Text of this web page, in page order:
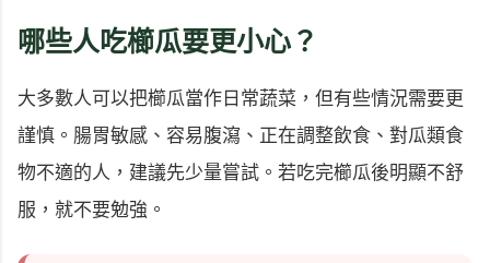
哪些人吃櫛瓜要更小心？
大多數人可以把櫛瓜當作日常蔬菜，但有些情況需要更
謹慎。腸胃敏感、容易腹瀉、正在調整飲食、對瓜類食
物不適的人，建議先少量嘗試。若吃完櫛瓜後明顯不舒
服，就不要勉強。